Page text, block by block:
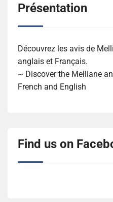
Présentation
Découvrez les avis de
anglais et Français.
~ Discover the Melliane
French and English
Find us on